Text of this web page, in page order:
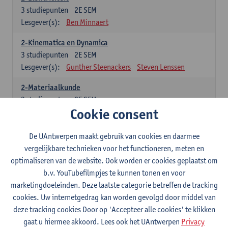
2E SEM
3 studiepunten
Lesgever(s):
Ben Minnaert
2-Kinematica en Dynamica
2E SEM
3 studiepunten
Lesgever(s):
Gunther Steenackers Steven Lenssen
2-Materiaalkunde
2E SEM
3studiepunten
Linda Beenaerts
2-Wiskunde
2E SEM
studiepunten
Lesgever(s):
Rudi Penne Jeffrey Cornelis
Kris Annaert
Stijn Dierckx
Annelies Fabri
Senne Ignoul
Specifiek deel
15 studiepunten
Cookie consent
De UAntwerpen maakt gebruik van cookies en daarmee
vergelijkbare technieken voor het functioneren, meten en
optimaliseren van de website. Ook worden er cookies geplaatst om
b.v. YouTubefilmpjes te kunnen tonen en voor
marketingdoeleinden. Deze laatste categorie betreffen de tracking
cookies. Uw internetgedrag kan worden gevolgd door middel van
deze tracking cookies Door op 'Accepteer alle cookies' te klikken
gaat u hiermee akkoord. Lees ook het UAntwerpen Privacy